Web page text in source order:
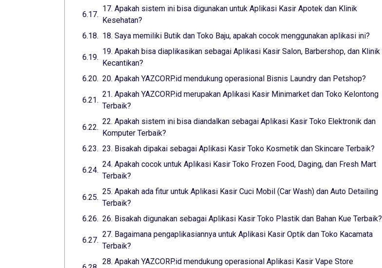
17. Apakah sistem ini bisa digunakan untuk Aplikasi Kasir Apotek dan Klinik
Kesehatan?
18. Saya memiliki Butik dan Toko Baju, apakah cocok menggunakan aplikasi ini?
19. Apakah bisa diaplikasikan sebagai Aplikasi Kasir Salon, Barbershop, dan Klinik
Kecantikan?
20. Apakah YAZCORP.id mendukung operasional Bisnis Laundry dan Petshop?
21. Apakah YAZCORP.id merupakan Aplikasi Kasir Minimarket dan Toko Kelontong
Terbaik?
22. Apakah sistem ini bisa diandalkan sebagai Aplikasi Kasir Toko Elektronik dan
Komputer Terbaik?
23. Bisakah dipakai sebagai Aplikasi Kasir Toko Kosmetik dan Skincare Terbaik?
24. Apakah cocok untuk Aplikasi Kasir Toko Frozen Food, Daging, dan Fresh Mart
Terbaik?
25. Apakah ada fitur untuk Aplikasi Kasir Cuci Mobil (Car Wash) dan Auto Detailing
Terbaik?
26. Bisakah digunakan sebagai Aplikasi Kasir Toko Plastik dan Bahan Kue Terbaik?
27. Bagaimana pengaplikasiannya untuk Aplikasi Kasir Optik dan Toko Kacamata
Terbaik?
28. Apakah YAZCORP.id mendukung operasional Aplikasi Kasir Vape Store